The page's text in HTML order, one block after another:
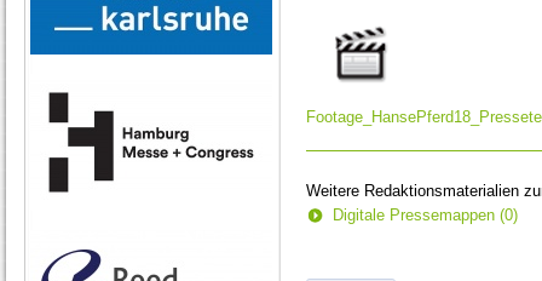
Weitere Redaktionsmaterialien
Digitale Pressemappen (0)